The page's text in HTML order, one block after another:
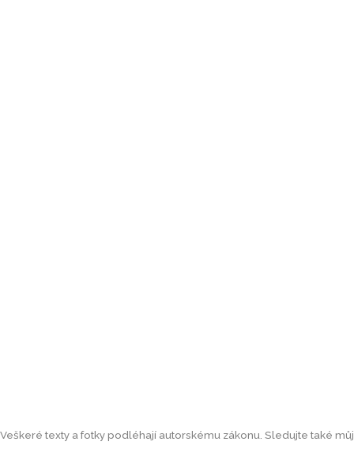
Veškeré texty a fotky podléhají autorskému zákonu. Sledujte také můj